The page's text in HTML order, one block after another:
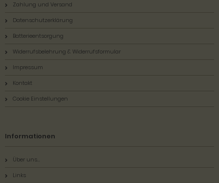
Zahlung und Versand
Datenschutzerklärung
Batterieentsorgung
Widerrufsbelehrung & Widerrufsformular
Impressum
Kontakt
Cookie Einstellungen
Informationen
Über uns...
Links